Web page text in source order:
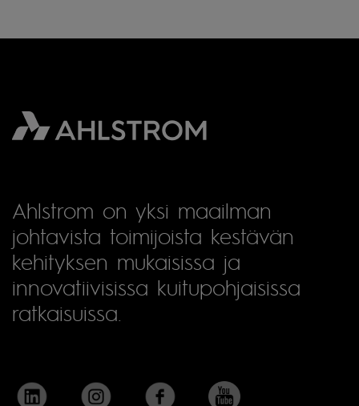
Ahlstrom on yksi maailman
johtavista toimijoista kestävän
kehityksen mukaisissa ja
innovatiivisissa kuitupohjaisissa
ratkaisuissa.